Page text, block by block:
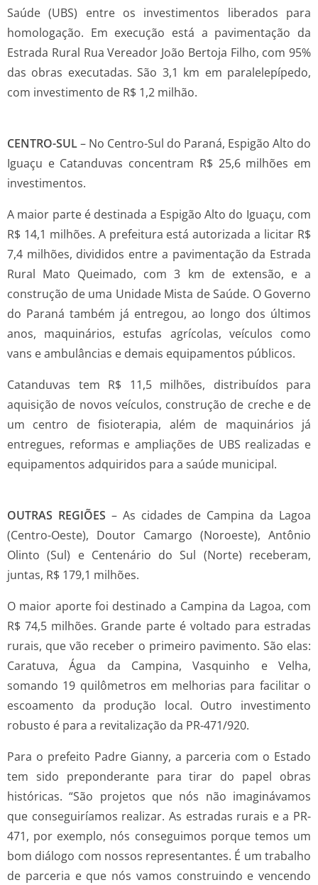
Saúde (UBS) entre os investimentos liberados para
homologação. Em execução está a pavimentação da
Estrada Rural Rua Vereador João Bertoja Filho, com 95%
das obras executadas. São 3,1 km em paralelepípedo,
com investimento de R$ 1,2 milhão.
CENTRO-SUL– No Centro-Sul do Paraná, Espigão Alto do
Iguaçu e Catanduvas concentram R$ 25,6 milhões em
investimentos.
A maior parte é destinada a Espigão Alto do Iguaçu, com
R$ 14,1 milhões. A prefeitura está autorizada a licitar R$
7,4 milhões, divididos entre a pavimentação da Estrada
Rural Mato Queimado, com 3 km de extensão, e a
construção de uma Unidade Mista de Saúde. O Governo
do Paraná também já entregou, ao longo dos últimos
anos, maquinários, estufas agrícolas, veículos como
vans e ambulâncias e demais equipamentos públicos.
Catanduvas tem R$ 11,5 milhões, distribuídos para
aquisição de novos veículos, construção de creche e de
um centro de fisioterapia, além de maquinários já
entregues, reformas e ampliações de UBS realizadas e
equipamentos adquiridos para a saúde municipal.
OUTRAS REGIÕES – As cidades de Campina da Lagoa
(Centro-Oeste), Doutor Camargo (Noroeste), Antônio
Olinto (Sul) e Centenário do Sul (Norte) receberam,
juntas, R$ 179,1 milhões.
O maior aporte foi destinado a Campina da Lagoa, com
R$ 74,5 milhões. Grande parte é voltado para estradas
rurais, que vão receber o primeiro pavimento. São elas:
Caratuva, Água da Campina, Vasquinho e Velha,
somando 19 quilômetros em melhorias para facilitar o
escoamento da produção local. Outro investimento
robusto é para a revitalização da PR-471/920.
Para o prefeito Padre Gianny, a parceria com o Estado
tem sido preponderante para tirar do papel obras
históricas. “São projetos que nós não imaginávamos
que conseguiríamos realizar. As estradas rurais e a PR-
471, por exemplo, nós conseguimos porque temos um
bom diálogo com nossos representantes. É um trabalho
de parceria e que nós vamos construindo e vencendo